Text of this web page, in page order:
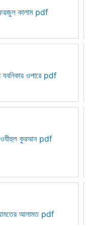
কালাম pdf
ওপারে pdf
কুরআন pdf
আলামত pdf